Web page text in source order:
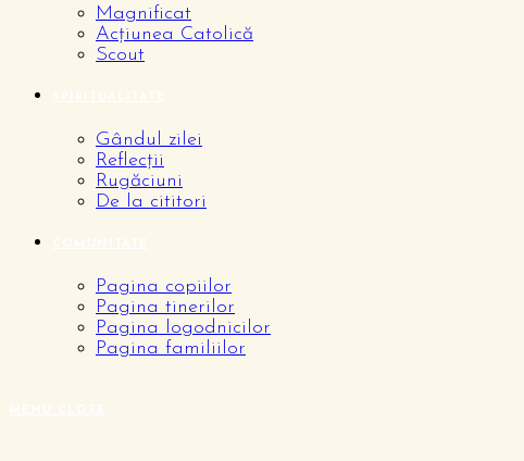
Magnificat
Acțiunea Catolică
Scout
Gândul zilei
Reflecții
Rugăciuni
De la cititori
Pagina copiilor
Pagina tinerilor
Pagina logodnicilor
Pagina familiilor